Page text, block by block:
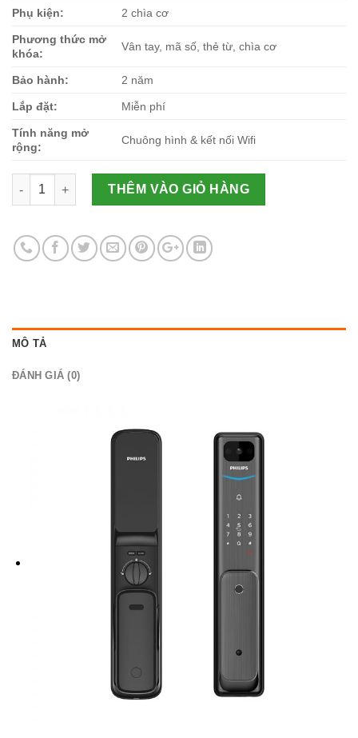
Phụ kiện: 2 chìa cơ
Phương thức mở
khóa:
Vân tay, mã số, thẻ từ, chìa cơ
Bảo hành: 2 năm
Lắp đặt: Miễn phí
Tính năng mở
rộng:
Chuông hình & kết nối Wifi
PHIPLIPS Alpha-V-5HWS số lượng
THÊM VÀO GIỎ HÀNG
MÔ TẢ
ĐÁNH GIÁ (0)